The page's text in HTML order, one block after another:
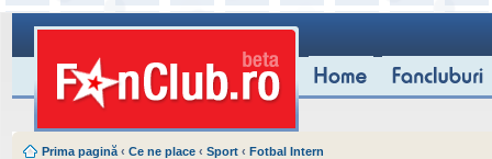
Prima pagină ‹ Ce ne place ‹ Sport ‹ Fotbal Intern